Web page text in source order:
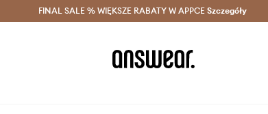
Oszczędzaj z Answear Club > Dostawa nawet w 24h >
FINAL SALE % WIĘKSZE RABATY W APPCE Szczegóły